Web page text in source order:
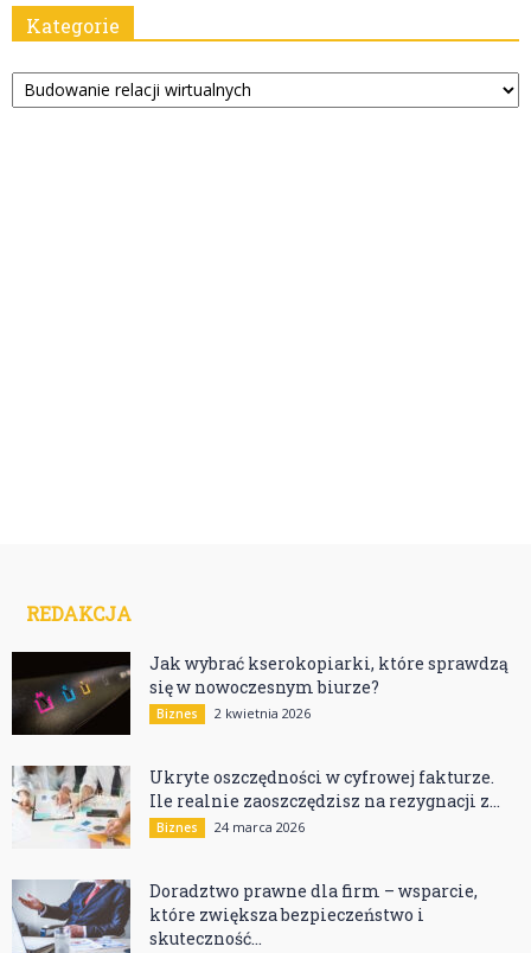
Kategorie
Kategorie
REDAKCJA
Jak wybrać kserokopiarki, które sprawdzą
się w nowoczesnym biurze?
Biznes 2 kwietnia 2026
Ukryte oszczędności w cyfrowej fakturze.
Ile realnie zaoszczędzisz na rezygnacji z...
Biznes 24 marca 2026
Doradztwo prawne dla firm – wsparcie,
które zwiększa bezpieczeństwo i
skuteczność...